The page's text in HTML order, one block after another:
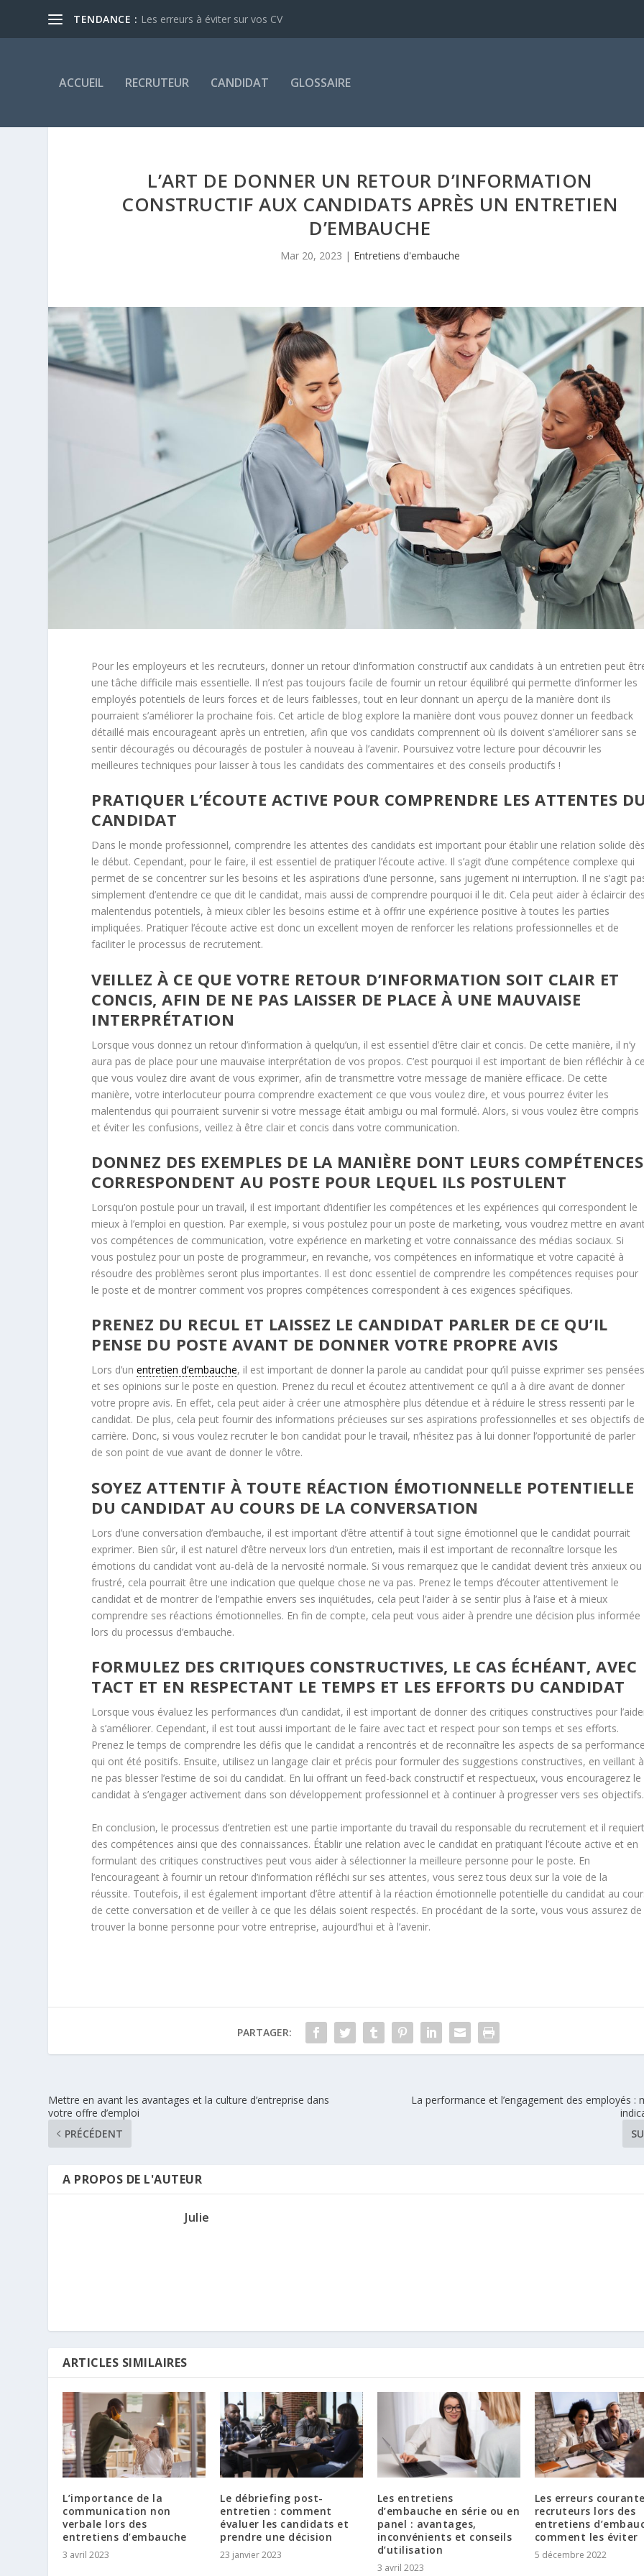
TENDANCE : Les erreurs à éviter sur vos CV
ACCUEIL RECRUTEUR CANDIDAT GLOSSAIRE
L’ART DE DONNER UN RETOUR D’INFORMATION
CONSTRUCTIF AUX CANDIDATS APRÈS UN ENTRETIEN
D’EMBAUCHE
Mar 20, 2023 | Entretiens d'embauche
Pour les employeurs et les recruteurs, donner un retour d’information constructif aux candidats à un entretien peut
une tâche difficile mais essentielle. Il n’est pas toujours facile de fournir un retour équilibré qui permette d’informer les
employés potentiels de leurs forces et de leurs faiblesses, tout en leur donnant un aperçu de la manière dont ils
pourraient s’améliorer la prochaine fois. Cet article de blog explore la manière dont vous pouvez donner un feedback
détaillé mais encourageant après un entretien, afin que vos candidats comprennent où ils doivent s’améliorer sans se
sentir découragés ou découragés de postuler à nouveau à l’avenir. Poursuivez votre lecture pour découvrir les
meilleures techniques pour laisser à tous les candidats des commentaires et des conseils productifs !
PRATIQUER L’ÉCOUTE ACTIVE POUR COMPRENDRE LES ATTENTES
CANDIDAT
Dans le monde professionnel, comprendre les attentes des candidats est important pour établir une relation solide
le début. Cependant, pour le faire, il est essentiel de pratiquer l’écoute active. Il s’agit d’une compétence complexe qui
permet de se concentrer sur les besoins et les aspirations d’une personne, sans jugement ni interruption. Il ne s’agit
simplement d’entendre ce que dit le candidat, mais aussi de comprendre pourquoi il le dit. Cela peut aider à éclaircir
malentendus potentiels, à mieux cibler les besoins estime et à offrir une expérience positive à toutes les parties
impliquées. Pratiquer l’écoute active est donc un excellent moyen de renforcer les relations professionnelles et de
faciliter le processus de recrutement.
VEILLEZ À CE QUE VOTRE RETOUR D’INFORMATION SOIT CLAIR ET
CONCIS, AFIN DE NE PAS LAISSER DE PLACE À UNE MAUVAISE
INTERPRÉTATION
Lorsque vous donnez un retour d’information à quelqu’un, il est essentiel d’être clair et concis. De cette manière, il n’y
aura pas de place pour une mauvaise interprétation de vos propos. C’est pourquoi il est important de bien réfléchir à
que vous voulez dire avant de vous exprimer, afin de transmettre votre message de manière efficace. De cette
manière, votre interlocuteur pourra comprendre exactement ce que vous voulez dire, et vous pourrez éviter les
malentendus qui pourraient survenir si votre message était ambigu ou mal formulé. Alors, si vous voulez être compris
et éviter les confusions, veillez à être clair et concis dans votre communication.
DONNEZ DES EXEMPLES DE LA MANIÈRE DONT LEURS COMPÉTENCES
CORRESPONDENT AU POSTE POUR LEQUEL ILS POSTULENT
Lorsqu’on postule pour un travail, il est important d’identifier les compétences et les expériences qui correspondent le
mieux à l’emploi en question. Par exemple, si vous postulez pour un poste de marketing, vous voudrez mettre en
vos compétences de communication, votre expérience en marketing et votre connaissance des médias sociaux. Si
vous postulez pour un poste de programmeur, en revanche, vos compétences en informatique et votre capacité à
résoudre des problèmes seront plus importantes. Il est donc essentiel de comprendre les compétences requises pour
le poste et de montrer comment vos propres compétences correspondent à ces exigences spécifiques.
PRENEZ DU RECUL ET LAISSEZ LE CANDIDAT PARLER DE CE QU’IL
PENSE DU POSTE AVANT DE DONNER VOTRE PROPRE AVIS
Lors d’unentretien d’embauche, il est important de donner la parole au candidat pour qu’il puisse exprimer ses
et ses opinions sur le poste en question. Prenez du recul et écoutez attentivement ce qu’il a à dire avant de donner
votre propre avis. En effet, cela peut aider à créer une atmosphère plus détendue et à réduire le stress ressenti par le
candidat. De plus, cela peut fournir des informations précieuses sur ses aspirations professionnelles et ses objectifs
carrière. Donc, si vous voulez recruter le bon candidat pour le travail, n’hésitez pas à lui donner l’opportunité de parler
de son point de vue avant de donner le vôtre.
SOYEZ ATTENTIF À TOUTE RÉACTION ÉMOTIONNELLE POTENTIELLE
DU CANDIDAT AU COURS DE LA CONVERSATION
Lors d’une conversation d’embauche, il est important d’être attentif à tout signe émotionnel que le candidat pourrait
exprimer. Bien sûr, il est naturel d’être nerveux lors d’un entretien, mais il est important de reconnaître lorsque les
émotions du candidat vont au-delà de la nervosité normale. Si vous remarquez que le candidat devient très anxieux ou
frustré, cela pourrait être une indication que quelque chose ne va pas. Prenez le temps d’écouter attentivement le
candidat et de montrer de l’empathie envers ses inquiétudes, cela peut l’aider à se sentir plus à l’aise et à mieux
comprendre ses réactions émotionnelles. En fin de compte, cela peut vous aider à prendre une décision plus informée
lors du processus d’embauche.
FORMULEZ DES CRITIQUES CONSTRUCTIVES, LE CAS ÉCHÉANT, AVEC
TACT ET EN RESPECTANT LE TEMPS ET LES EFFORTS DU CANDIDAT
Lorsque vous évaluez les performances d’un candidat, il est important de donner des critiques constructives pour
à s’améliorer. Cependant, il est tout aussi important de le faire avec tact et respect pour son temps et ses efforts.
Prenez le temps de comprendre les défis que le candidat a rencontrés et de reconnaître les aspects de sa
qui ont été positifs. Ensuite, utilisez un langage clair et précis pour formuler des suggestions constructives, en veillant à
ne pas blesser l’estime de soi du candidat. En lui offrant un feed-back constructif et respectueux, vous encouragerez le
candidat à s’engager activement dans son développement professionnel et à continuer à progresser vers ses objectifs.
En conclusion, le processus d’entretien est une partie importante du travail du responsable du recrutement et il
des compétences ainsi que des connaissances. Établir une relation avec le candidat en pratiquant l’écoute active et en
formulant des critiques constructives peut vous aider à sélectionner la meilleure personne pour le poste. En
l’encourageant à fournir un retour d’information réfléchi sur ses attentes, vous serez tous deux sur la voie de la
réussite. Toutefois, il est également important d’être attentif à la réaction émotionnelle potentielle du candidat au
de cette conversation et de veiller à ce que les délais soient respectés. En procédant de la sorte, vous vous assurez de
trouver la bonne personne pour votre entreprise, aujourd’hui et à l’avenir.
PARTAGER:
Mettre en avant les avantages et la culture d’entreprise dans
votre offre d’emploi
PRÉCÉDENT
La performance et l’engagement des employés :
A PROPOS DE L'AUTEUR
Julie
ARTICLES SIMILAIRES
L’importance de la
communication non
verbale lors des
entretiens d’embauche
3 avril 2023
Le débriefing post-
entretien : comment
évaluer les candidats et
prendre une décision
23 janvier 2023
Les entretiens
d’embauche en série ou en
panel : avantages,
inconvénients et conseils
d’utilisation
3 avril 2023
Les erreurs
recruteurs lors des
entretiens
comment les éviter
5 décembre 2022